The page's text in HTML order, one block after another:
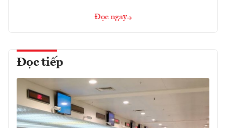
Đọc ngay
Đọc tiếp